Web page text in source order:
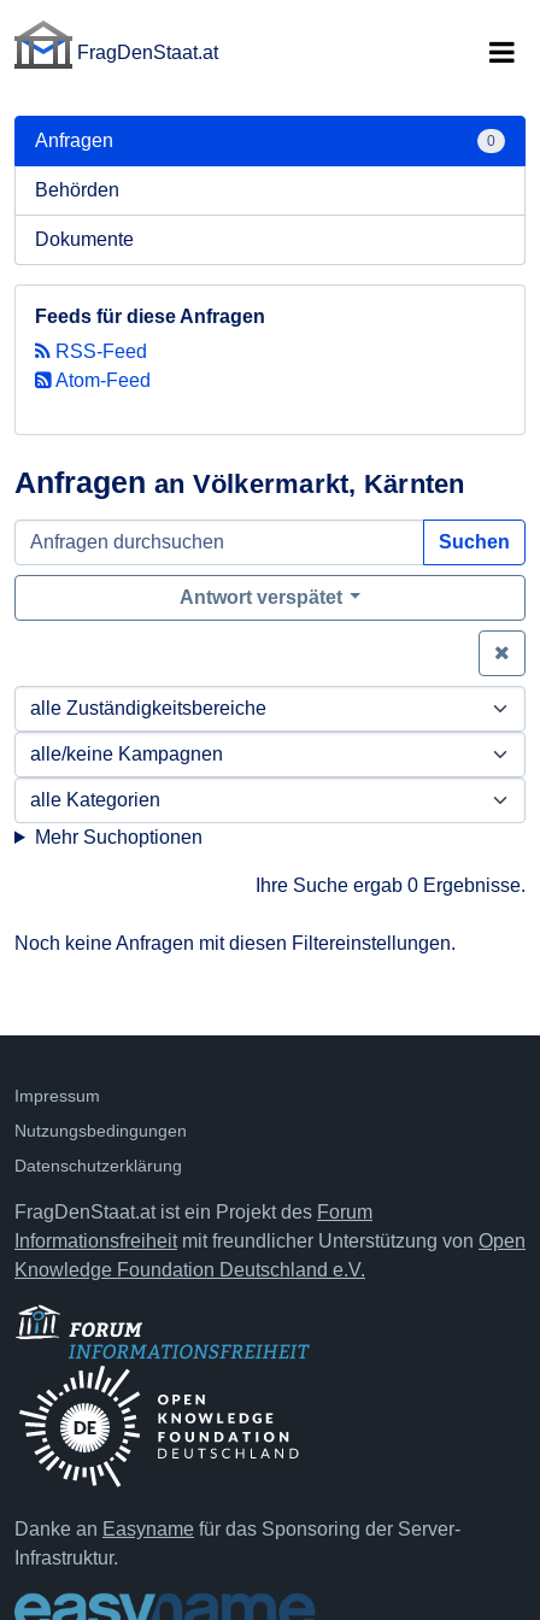
FragDenStaat.at
Anfragen an Völkermarkt, Kärnten
Suchen
Antwort verspätet
Mehr Suchoptionen
Ihre Suche ergab 0 Ergebnisse.
Noch keine Anfragen mit diesen Filtereinstellungen.
Anfragen 0
Behörden
Dokumente
Feeds für diese Anfragen
RSS-Feed
Atom-Feed
Impressum
Nutzungsbedingungen
Datenschutzerklärung
FragDenStaat.at ist ein Projekt des Forum
Informationsfreiheitmit freundlicher Unterstützung von Open
Knowledge Foundation Deutschland e.V.
Danke an Easyname für das Sponsoring der Server-
Infrastruktur.